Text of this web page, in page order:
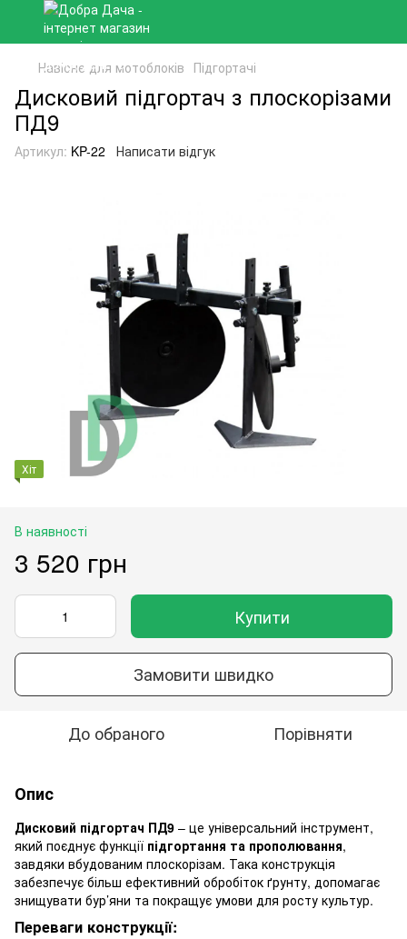
Навісне для мотоблоків Підгортачі
Дисковий підгортач з плоскорізами
ПД9
Артикул: KP-22 Написати відгук
Хіт
В наявності
3 520 грн
Купити
Замовити швидко
До обраного Порівняти
Опис
Дисковий підгортач ПД9 – це універсальний інструмент,
який поєднує функції підгортання та прополювання,
завдяки вбудованим плоскорізам. Така конструкція
забезпечує більш ефективний обробіток ґрунту, допомагає
знищувати бур’яни та покращує умови для росту культур.
Переваги конструкції: